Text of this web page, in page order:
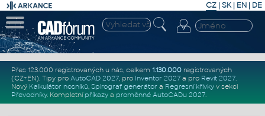
CZ | SK| EN | DE
Přes 123.000 registrovaných u nás, celkem 1.130.000registrovaných
(CZ+EN). Tipy pro AutoCAD 2027, pro Inventor 2027a pro Revit 2027.
Nový Kalkulátor nosníků, Spirograf generátor a Regresní křivkyv sekci
Převodníky. Kompletní příkazya proměnné AutoCADu 2027.